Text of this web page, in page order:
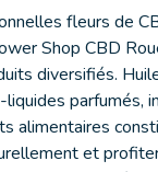
fleurs de
Shop CBD
diversifiés.
parfumés,
alimentaires
et